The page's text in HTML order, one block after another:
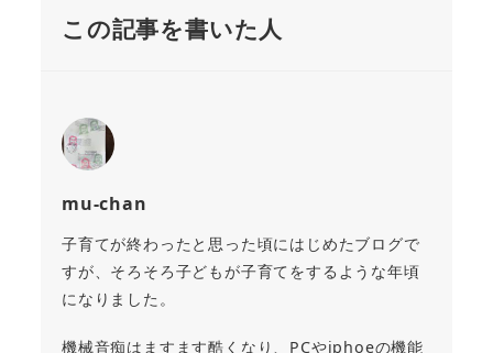
この記事を書いた人
mu-chan
子育てが終わったと思った頃にはじめたブログで
すが、そろそろ子どもが子育てをするような年頃
になりました。
機械音痴はますます酷くなり、PCやiphoeの機能